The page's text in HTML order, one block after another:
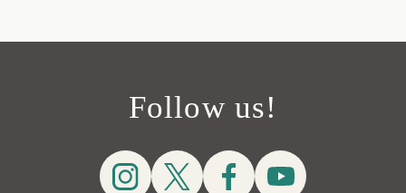
Follow us!